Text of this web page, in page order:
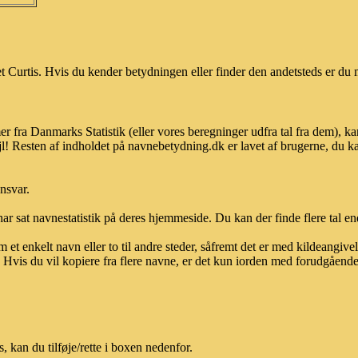
Hvis du kender betydningen eller finder den andetsteds er
fra Danmarks Statistik (eller vores beregninger udfra tal fra dem),
Resten af indholdet på navnebetydning.dk er lavet af brugerne, du
sat navnestatistik på deres hjemmeside. Du kan der finde flere tal
enkelt navn eller to til andre steder, såfremt det er med
du vil kopiere fra flere navne, er det kun iorden med
kan du tilføje/rette i boxen nedenfor.